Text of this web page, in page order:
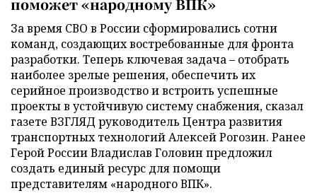
поможет «народному ВПК»
За время СВО в России сформировались сотни
команд, создающих востребованные для фронта
разработки. Теперь ключевая задача – отобрать
наиболее зрелые решения, обеспечить их
серийное производство и встроить успешные
проекты в устойчивую систему снабжения, сказал
газете ВЗГЛЯД руководитель Центра развития
транспортных технологий Алексей Рогозин. Ранее
Герой России Владислав Головин предложил
создать единый ресурс для помощи
представителям «народного ВПК».